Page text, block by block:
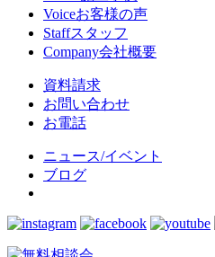
Voiceお客様の声
Staffスタッフ
Company会社概要
資料請求
お問い合わせ
お電話
ニュース/イベント
ブログ